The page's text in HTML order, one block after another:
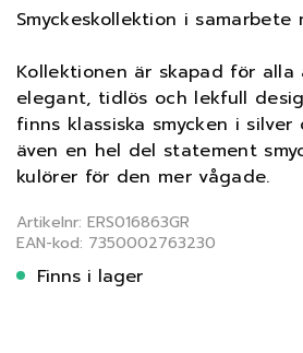
Smyckeskollektion i samarbete
Kollektionen är skapad för alla
elegant, tidlös och lekfull
finns klassiska smycken i silver
även en hel del statement
kulörer för den mer vågade.
Artikelnr: ERS016863GR
EAN-kod: 7350002763230
Finns i lager